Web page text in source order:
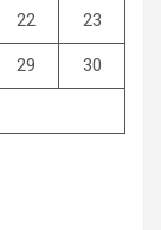
22 23
29 30